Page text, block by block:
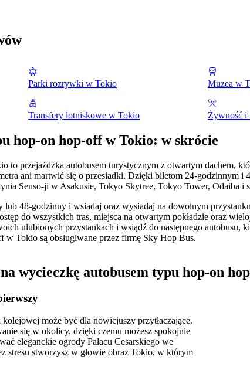
Parki rozrywki w Tokio Muzea w
Transfery lotniskowe w Tokio Żywność i
hop-on hop-off w Tokio: w skrócie
to przejażdżka autobusem turystycznym z otwartym dachem,
ani martwić się o przesiadki. Dzięki biletom 24-godzinnym
Sensō-ji w Asakusie, Tokyo Skytree, Tokyo Tower, Odaiba i
48-godzinny i wsiadaj oraz wysiadaj na dowolnym
do wszystkich tras, miejsca na otwartym pokładzie oraz
ulubionych przystankach i wsiądź do następnego autobusu,
w Tokio są obsługiwane przez firmę Sky Hop Bus.
wycieczkę autobusem typu hop-on
może być dla nowicjuszy przytłaczające.
się w okolicy, dzięki czemu możesz spokojnie
eleganckie ogrody Pałacu Cesarskiego we
stresu stworzysz w głowie obraz Tokio, w którym